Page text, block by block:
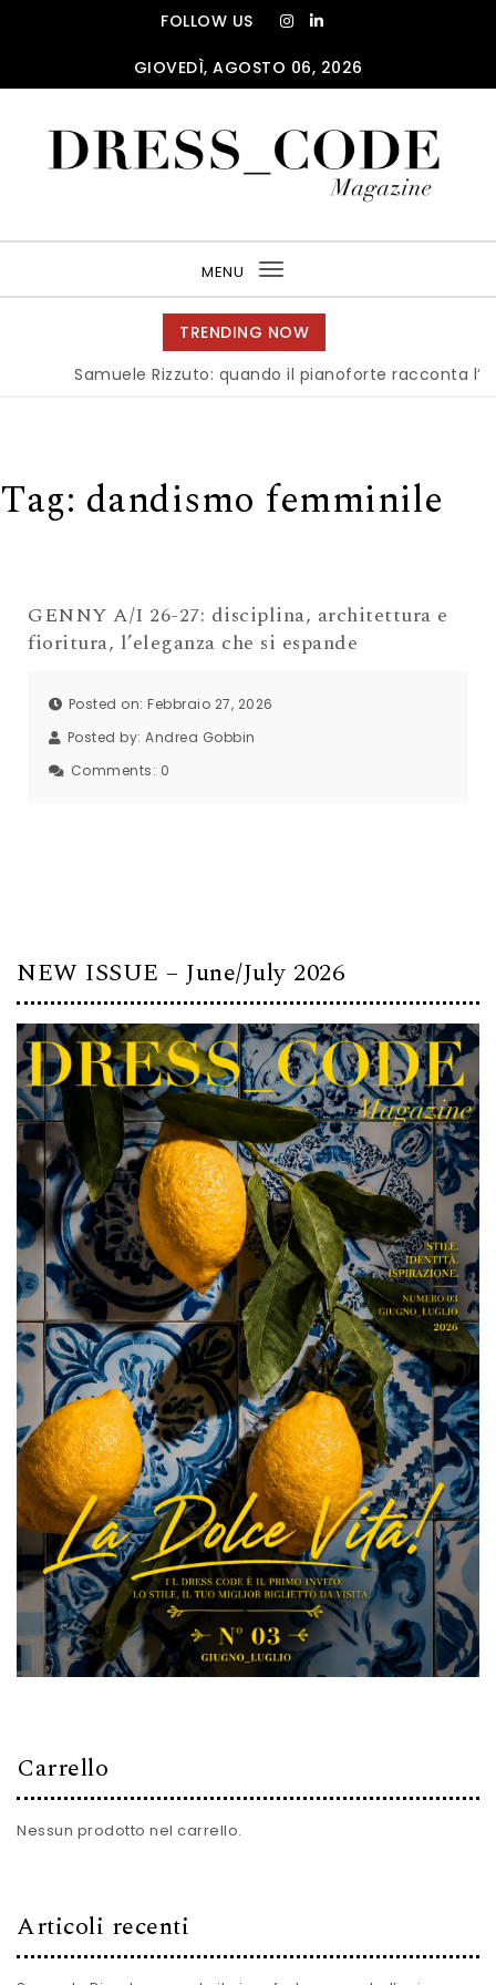
FOLLOW US
GIOVEDÌ, AGOSTO 06, 2026
MENU
Toggle
navigation
TRENDING NOW
Samuele Rizzuto: quando il pianoforte racconta
Tag: dandismo femminile
GENNY A/I 26-27: disciplina, architettura e
fioritura, l’eleganza che si espande
Posted on: Febbraio 27, 2026
Posted by: Andrea Gobbin
Comments: 0
NEW ISSUE – June/July 2026
Carrello
Nessun prodotto nel carrello.
Articoli recenti